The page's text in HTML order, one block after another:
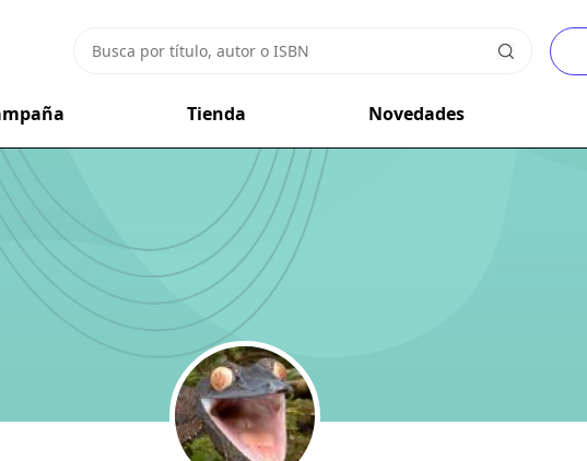
Tienda Novedades